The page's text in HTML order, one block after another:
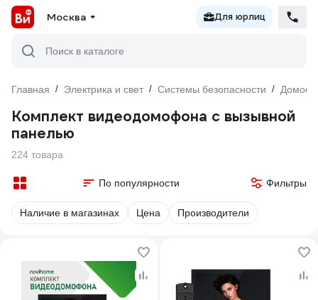
Москва Для юрлиц
Поиск в каталоге
Главная / Электрика и свет / Системы безопасности /
Комплект видеодомофона с вызывной
панелью
224 товара
По популярности Фильтры
Наличие в магазинах Цена Производители